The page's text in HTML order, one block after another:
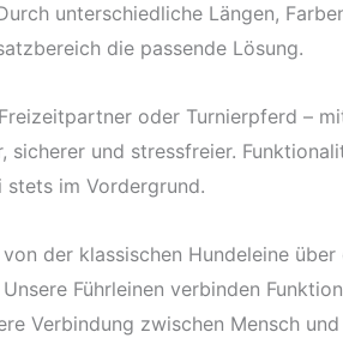
unterschiedliche Längen,
die passende Lösung.
oder Turnierpferd –
sicherer und stressfreier.
stets im Vordergrund.
der klassischen Hundeleine
Führleinen verbinden
Verbindung zwischen Mensch und